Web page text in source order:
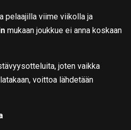
pelaajilla viime viikolla ja
mukaan joukkue ei anna koskaan
joten vaikka
voittoa lähdetään